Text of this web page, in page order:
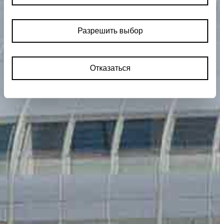
Разрешить выбор
Отказаться